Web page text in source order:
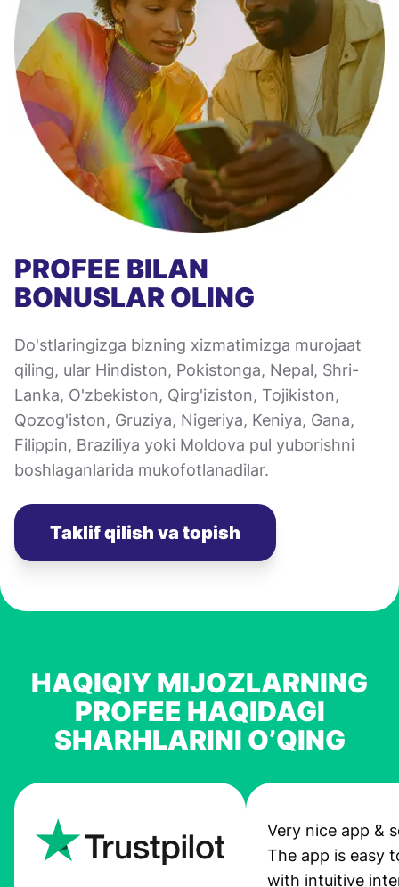
PROFEE BILAN
BONUSLAR OLING
Do'stlaringizga bizning xizmatimizga murojaat
qiling, ular Hindiston, Pokistonga, Nepal, Shri-
Lanka, O'zbekiston, Qirg'iziston, Tojikiston,
Qozog'iston, Gruziya, Nigeriya, Keniya, Gana,
Filippin, Braziliya yoki Moldova pul yuborishni
boshlaganlarida mukofotlanadilar.
Taklif qilish va topish
HAQIQIY MIJOZLARNING
PROFEE HAQIDAGI
SHARHLARINI O’QING
Very nice app &
The app is easy
with intuitive